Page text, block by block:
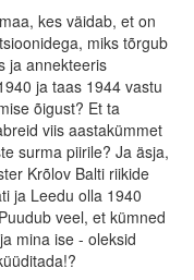
kes väidab, et on
miks tõrgub
ja annekteeris
ja taas 1944 vastu
õigust? Et ta
viis aastakümmet
surma piirile? Ja äsja,
Krõlov Balti riikide
ja Leedu olla 1940
veel, et kümned
mina ise - oleksid